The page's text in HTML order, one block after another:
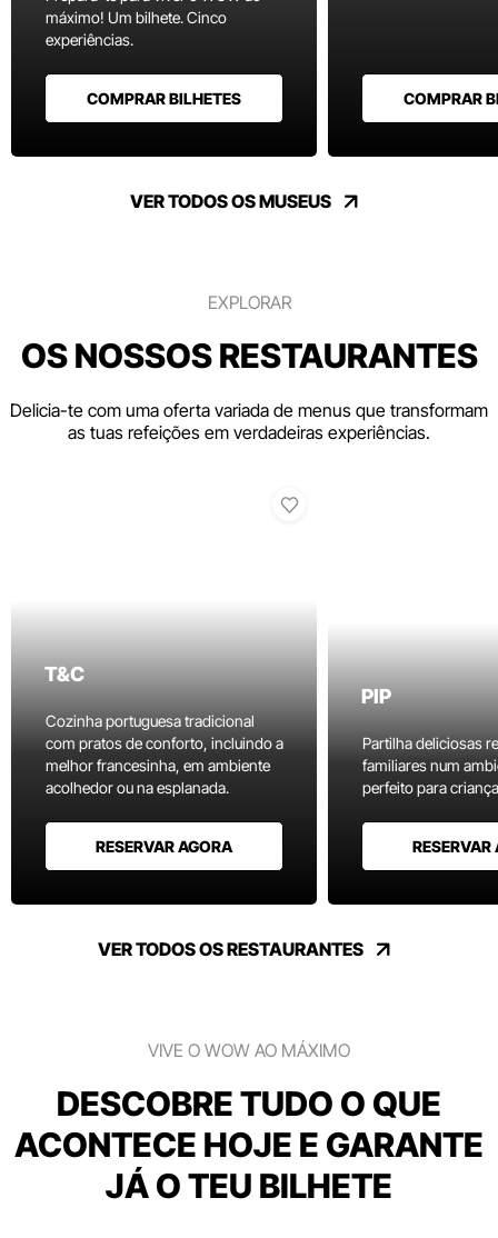
máximo! Um bilhete. Cinco
experiências.
COMPRAR BILHETES COMPRAR
VER TODOS OS MUSEUS
EXPLORAR
OS NOSSOS RESTAURANTES
Delicia-te com uma oferta variada de menus que transformam
as tuas refeições em verdadeiras experiências.
T&C
Cozinha portuguesa tradicional
com pratos de conforto, incluindo a
melhor francesinha, em ambiente
acolhedor ou na esplanada.
RESERVAR AGORA
PIP
Partilha deliciosas
familiares num
perfeito para
RESERVAR
VER TODOS OS RESTAURANTES
VIVE O WOW AO MÁXIMO
DESCOBRE TUDO O QUE
ACONTECE HOJE E GARANTE
JÁ O TEU BILHETE